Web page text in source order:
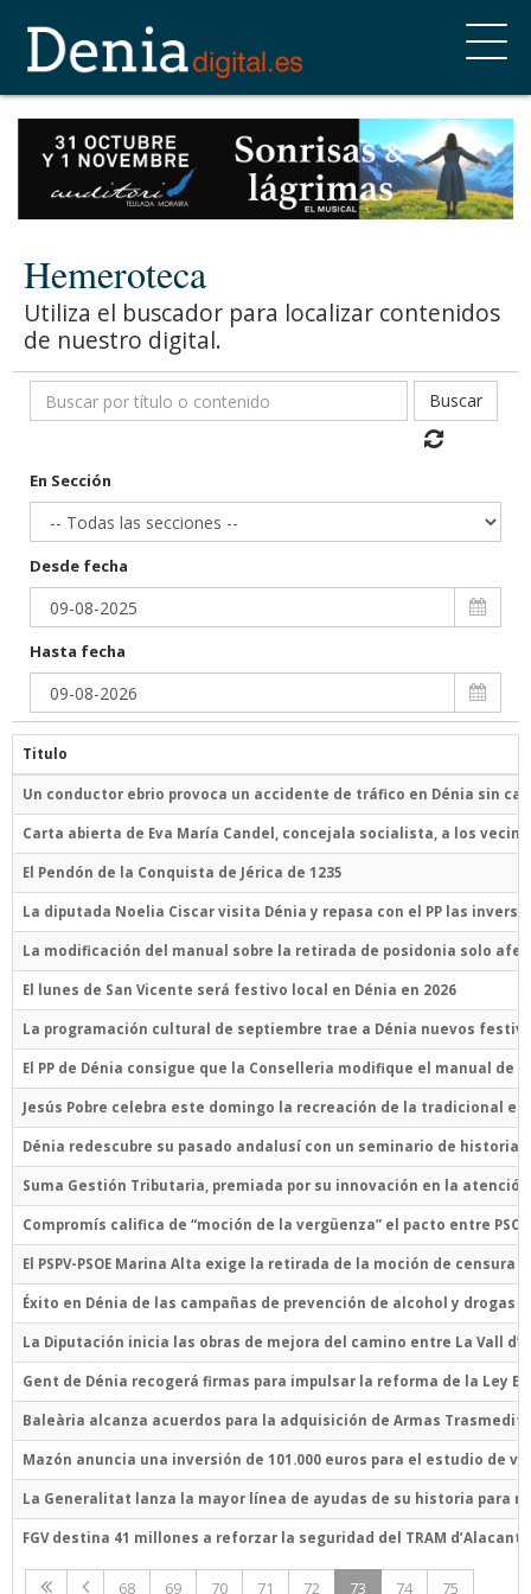
Hemeroteca
Utiliza el buscador para localizar contenidos
de nuestro digital.
Buscar
En Sección
Desde fecha
Hasta fecha
Titulo
Un conductor ebrio provoca un accidente de tráfico en Dénia sin
Carta abierta de Eva María Candel, concejala socialista, a los
El Pendón de la Conquista de Jérica de 1235
La diputada Noelia Ciscar visita Dénia y repasa con el PP las
La modificación del manual sobre la retirada de posidonia solo
El lunes de San Vicente será festivo local en Dénia en 2026
La programación cultural de septiembre trae a Dénia nuevos
El PP de Dénia consigue que la Conselleria modifique el manual de
Jesús Pobre celebra este domingo la recreación de la tradicional
Dénia redescubre su pasado andalusí con un seminario de historia,
Suma Gestión Tributaria, premiada por su innovación en la
Compromís califica de “moción de la vergüenza” el pacto entre PSOE,
El PSPV-PSOE Marina Alta exige la retirada de la moción de
Éxito en Dénia de las campañas de prevención de alcohol y drogas
La Diputación inicia las obras de mejora del camino entre La Vall
Gent de Dénia recogerá firmas para impulsar la reforma de la Ley
Baleària alcanza acuerdos para la adquisición de Armas
Mazón anuncia una inversión de 101.000 euros para el estudio de
La Generalitat lanza la mayor línea de ayudas de su historia para
FGV destina 41 millones a reforzar la seguridad del TRAM
68 69 70 71 72 73 74 75